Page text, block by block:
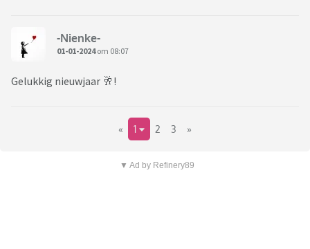
-Nienke-
01-01-2024om 08:07
Gelukkig nieuwjaar 🥂!
« 1 2 3 »
▼ Ad by Refinery89